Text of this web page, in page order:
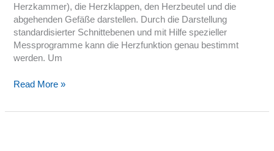
Herzkammer), die Herzklappen, den Herzbeutel und die
abgehenden Gefäße darstellen. Durch die Darstellung
standardisierter Schnittebenen und mit Hilfe spezieller
Messprogramme kann die Herzfunktion genau bestimmt
werden. Um
Read More »